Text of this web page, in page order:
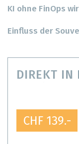
KI ohne FinOps
Einfluss der
DIREKT IN
CHF 139.-